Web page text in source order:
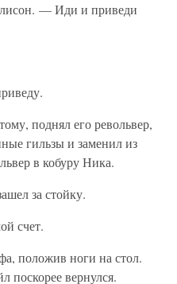
— Иди и приведи
поднял его револьвер,
гильзы и заменил из
в кобуру Ника.
за стойку.
счет.
положив ноги на стол.
поскорее вернулся.